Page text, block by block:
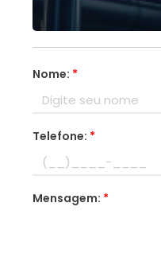
Nome: *
Telefone: *
Mensagem: *